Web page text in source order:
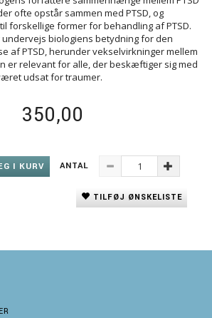
ofte opstår sammen med PTSD, og
forskellige former for behandling af PTSD.
biologiens betydning for den
af PTSD, herunder vekselvirkninger mellem
er relevant for alle, der beskæftiger sig med
udsat for traumer.
350,00
I KURV ANTAL
TILFØJ ØNSKELISTE